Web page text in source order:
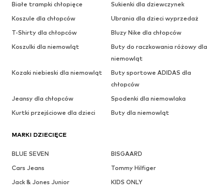
Białe trampki chłopięce
Sukienki dla dziewczynek
Koszule dla chłopców
Ubrania dla dzieci wyprzedaż
T-Shirty dla chłopców
Bluzy Nike dla chłopców
Koszulki dla niemowląt
Buty do raczkowania różowy dla
niemowląt
Kozaki niebieski dla niemowląt
Buty sportowe ADIDAS dla
chłopców
Jeansy dla chłopców
Spodenki dla niemowlaka
Kurtki przejściowe dla dzieci
Buty dla niemowląt
MARKI DZIECIĘCE
BLUE SEVEN
BISGAARD
Cars Jeans
Tommy Hilfiger
Jack & Jones Junior
KIDS ONLY